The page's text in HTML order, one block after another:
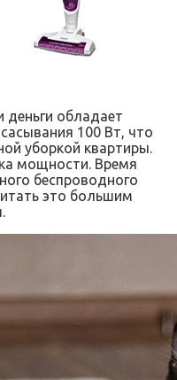
обладает
100 Вт, что
уборкой квартиры.
мощности. Время
беспроводного
это большим